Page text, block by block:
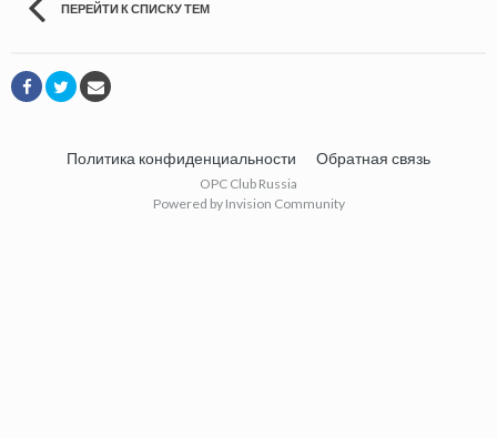
ПЕРЕЙТИ К СПИСКУ ТЕМ
Политика конфиденциальности Обратная связь
OPC Club Russia
Powered by Invision Community